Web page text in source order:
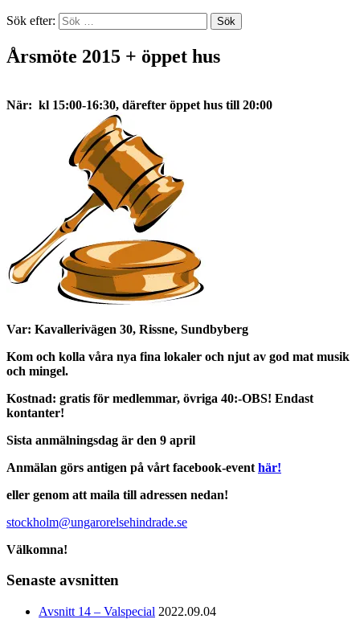
Sök efter:
Årsmöte 2015 + öppet hus
När: kl 15:00-16:30, därefter öppet hus till 20:00
Var: Kavallerivägen 30, Rissne, Sundbyberg
Kom och kolla våra nya fina lokaler och njut av god mat musik
och mingel.
Kostnad: gratis för medlemmar, övriga 40:-OBS! Endast
kontanter!
Sista anmälningsdag är den 9 april
Anmälan görs antigen på vårt facebook-event här!
eller genom att maila till adressen nedan!
stockholm@ungarorelsehindrade.se
Välkomna!
Senaste avsnitten
Avsnitt 14 – Valspecial 2022.09.04